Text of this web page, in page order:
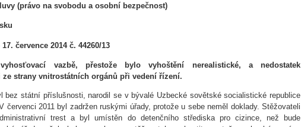
(právo na svobodu a osobní bezpečnost)
července 2014 č. 44260/13
vazbě, přestože bylo vyhoštění nerealistické, a nedostatek
ze strany vnitrostátních orgánů při vedení řízení.
bez státní příslušnosti, narodil se v bývalé Uzbecké sovětské socialistické republice
červenci 2011 byl zadržen ruskými úřady, protože u sebe neměl doklady. Stěžovateli
trest a byl umístěn do detenčního střediska pro cizince, než bude